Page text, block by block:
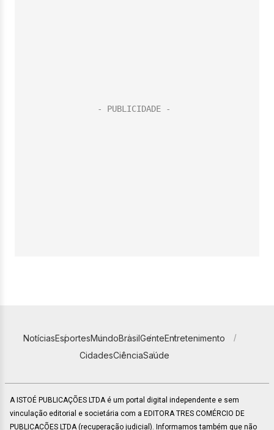
NotíciasEsportesMundoBrasilGenteEntretenimento
CidadesCiênciaSaúde
A ISTOÉ PUBLICAÇÕES LTDA é um portal digital independente e sem
vinculação editorial e societária com a EDITORA TRES COMÉRCIO DE
PUBLICACÕES LTDA (recuperação judicial). Informamos também que não